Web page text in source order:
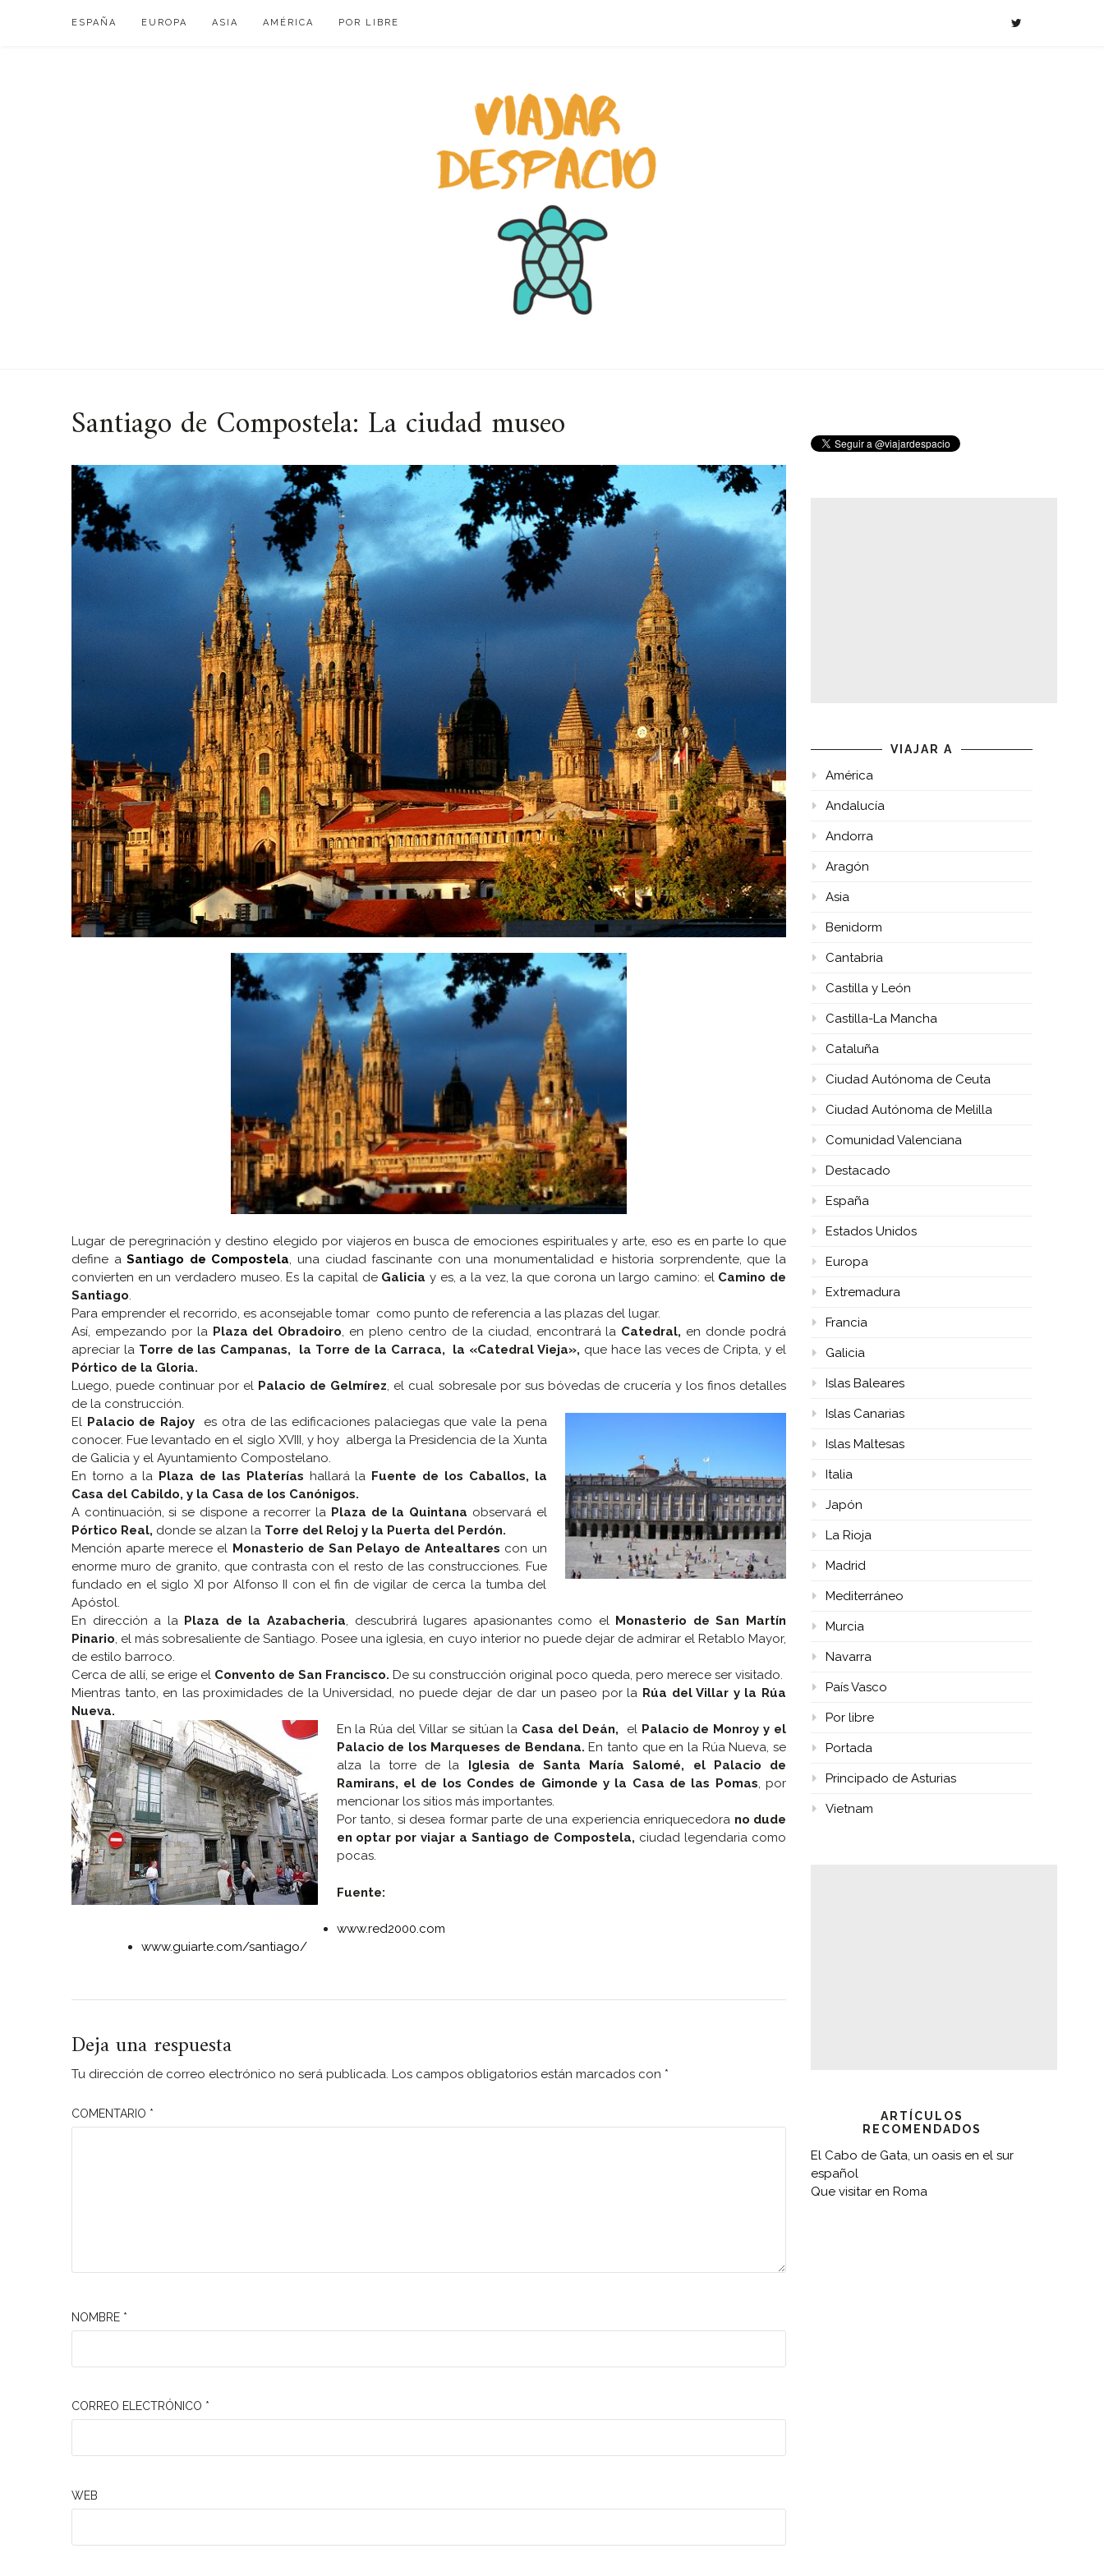
ESPAÑA EUROPA ASIA AMÉRICA POR LIBRE
Santiago de Compostela: La ciudad museo
Lugar de peregrinación y destino elegido por viajeros en busca de emociones espirituales y arte, eso es en parte lo que
define aSantiago de Compostela, una ciudad fascinante con una monumentalidad e historia sorprendente, que la
convierten en un verdadero museo. Es la capital de Galicia y es, a la vez, la que corona un largo camino: el Camino de
Santiago.
Para emprender el recorrido, es aconsejable tomar como punto de referencia a las plazas del lugar.
Así, empezando por la Plaza del Obradoiro, en pleno centro de la ciudad, encontrará la Catedral, en donde podrá
apreciar la Torre de las Campanas, la Torre de la Carraca, la «Catedral Vieja», que hace las veces de Cripta, y el
Pórtico de la Gloria.
Luego, puede continuar por el Palacio de Gelmírez, el cual sobresale por sus bóvedas de crucería y los finos detalles
de la construcción.
El Palacio de Rajoy es otra de las edificaciones palaciegas que vale la pena
conocer. Fue levantado en el siglo XVIII, y hoy alberga la Presidencia de la Xunta
de Galicia y el Ayuntamiento Compostelano.
En torno a la Plaza de las Platerías hallará la Fuente de los Caballos, la
Casa del Cabildo, y la Casa de los Canónigos.
A continuación, si se dispone a recorrer la Plaza de la Quintana observará el
Pórtico Real, donde se alzan la Torre del Reloj y la Puerta del Perdón.
Mención aparte merece el Monasterio de San Pelayo de Antealtares con un
enorme muro de granito, que contrasta con el resto de las construcciones. Fue
fundado en el siglo XI por Alfonso II con el fin de vigilar de cerca la tumba del
Apóstol.
En dirección a la Plaza de la Azabacheria, descubrirá lugares apasionantes como el Monasterio de San Martín
Pinario, el más sobresaliente de Santiago. Posee una iglesia, en cuyo interior no puede dejar de admirar el Retablo Mayor,
de estilo barroco.
Cerca de allí, se erige el Convento de San Francisco. De su construcción original poco queda, pero merece ser visitado.
Mientras tanto, en las proximidades de la Universidad, no puede dejar de dar un paseo por la Rúa del Villar y la Rúa
Nueva.
En la Rúa del Villar se sitúan la Casa del Deán, el Palacio de Monroy y el
Palacio de los Marqueses de Bendana. En tanto que en la Rúa Nueva, se
alza la torre de la Iglesia de Santa María Salomé, el Palacio de
Ramirans, el de los Condes de Gimonde y la Casa de las Pomas, por
mencionar los sitios más importantes.
Por tanto, si desea formar parte de una experiencia enriquecedora no dude
en optar por viajar a Santiago de Compostela, ciudad legendaria como
pocas.
Fuente:
www.red2000.com
www.guiarte.com/santiago/
Deja una respuesta
Tu dirección de correo electrónico no será publicada. Los campos obligatorios están marcados con *
COMENTARIO *
NOMBRE *
CORREO ELECTRÓNICO *
WEB
VIAJAR A
América
Andalucía
Andorra
Aragón
Asia
Benidorm
Cantabria
Castilla y León
Castilla-La Mancha
Cataluña
Ciudad Autónoma de Ceuta
Ciudad Autónoma de Melilla
Comunidad Valenciana
Destacado
España
Estados Unidos
Europa
Extremadura
Francia
Galicia
Islas Baleares
Islas Canarias
Islas Maltesas
Italia
Japón
La Rioja
Madrid
Mediterráneo
Murcia
Navarra
País Vasco
Por libre
Portada
Principado de Asturias
Vietnam
ARTÍCULOS
RECOMENDADOS
El Cabo de Gata, un oasis en el sur
español
Que visitar en Roma